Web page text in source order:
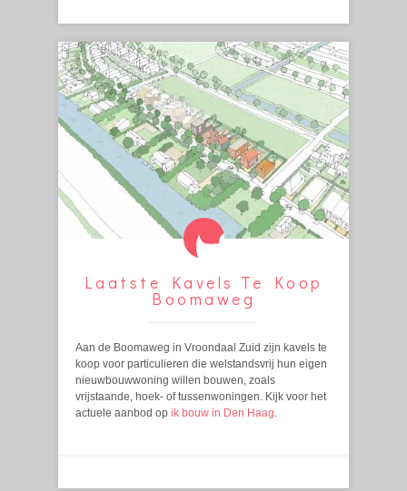
Laatste Kavels Te Koop
Boomaweg
Aan de Boomaweg in Vroondaal Zuid zijn kavels te
koop voor particulieren die welstandsvrij hun eigen
nieuwbouwwoning willen bouwen, zoals
vrijstaande, hoek- of tussenwoningen. Kijk voor het
actuele aanbod op ik bouw in Den Haag.